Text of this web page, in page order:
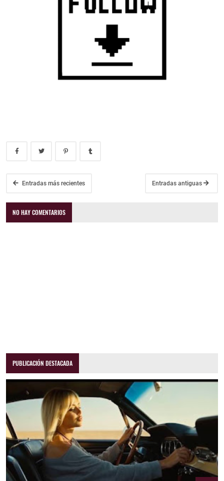
Entradas más recientes Entradas antiguas
NO HAY COMENTARIOS
PUBLICACIÓN DESTACADA